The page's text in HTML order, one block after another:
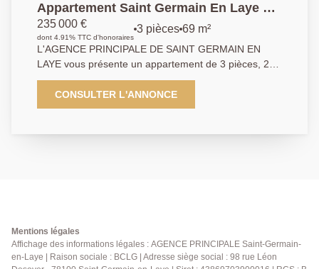
Appartement Saint Germain En Laye 3
pièce(s) 70 m2
235 000 €
dont 4.91% TTC d'honoraires
3 pièces 69 m²
L'AGENCE PRINCIPALE DE SAINT GERMAIN EN
LAYE vous présente un appartement de 3 pièces, 2
chambres de près de 70 m2 situé au dernier étage
d'une résidence familiale ravalée cette année. Il
dispose de beaux volumes avec un grand balcon . A
CONSULTER L'ANNONCE
Mentions légales
Affichage des informations légales : AGENCE PRINCIPALE Saint-Germain-
en-Laye | Raison sociale : BCLG | Adresse siège social : 98 rue Léon